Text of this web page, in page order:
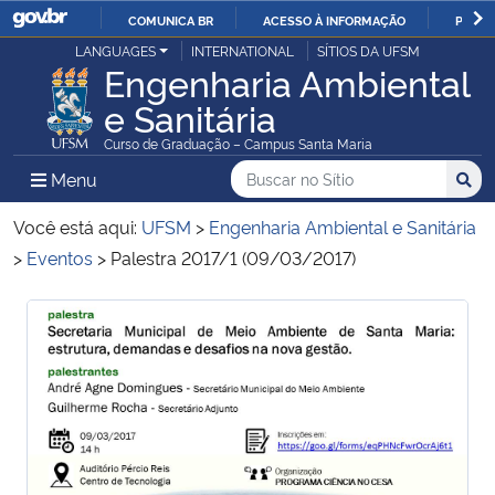
IR
PARA
O
CONTEÚDO
COMUNICA BR ACESSO À INFORMAÇÃO
Ministério da Justiça e Segurança Pública
Ministério da Defesa
Ministério das Relações Exteriores
Ministério da Infraestrutura
Ministério da Agricultura, Pecuária e Abastecimento
Ministério da Educação
LANGUAGES INTERNATIONAL SÍTIOS DA UFSM
Engenharia Ambiental
e Sanitária
Curso de Graduação – Campus Santa Maria
Menu Menu Principal do Sítio
Busca
Buscar no no Sítio
Busca:
Você está aqui: UFSM > Engenharia Ambiental e Sanitária
> Eventos > Palestra 2017/1 (09/03/2017)
Início do conteúdo
Início do conteúdo